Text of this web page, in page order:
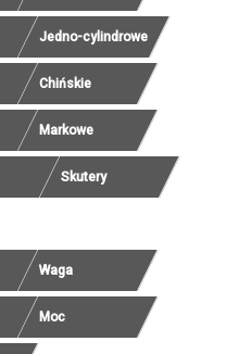
Jedno-cylindrowe
Chińskie
Markowe
Skutery
Waga
Moc